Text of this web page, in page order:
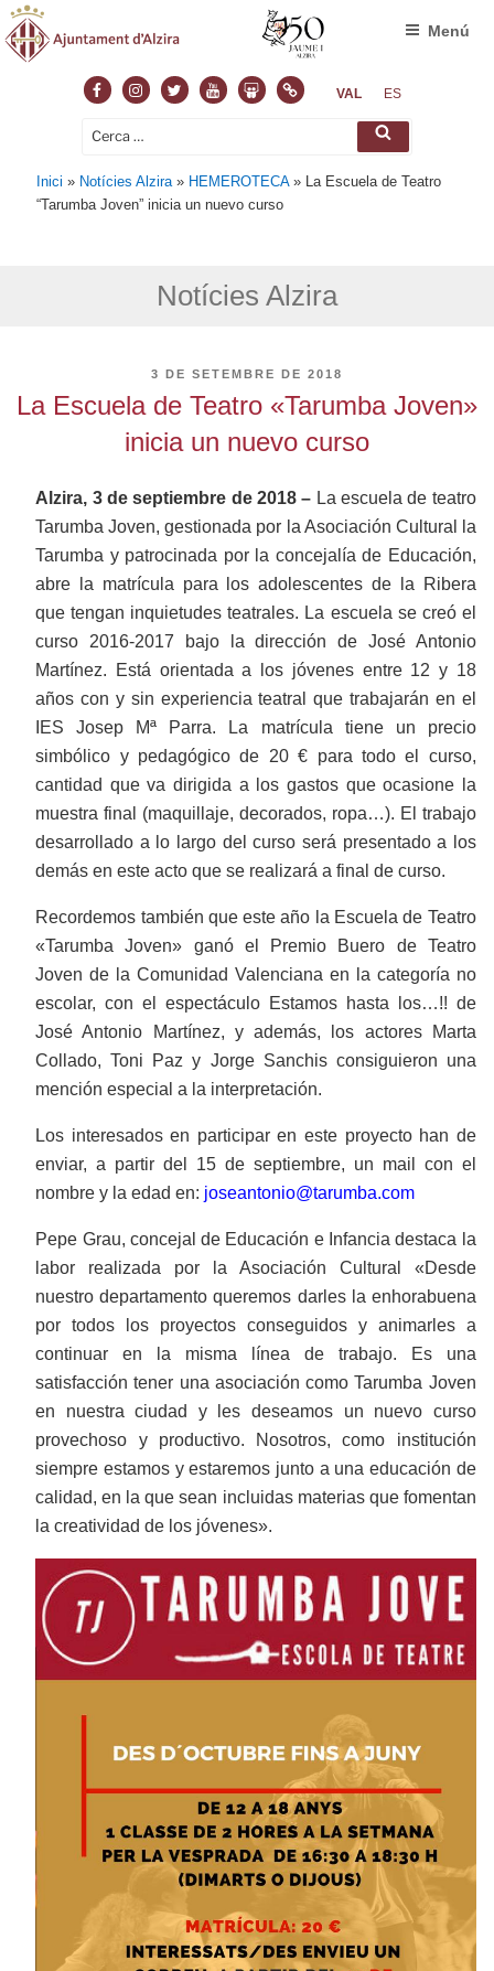
FacebookInstagram
TwitterYoutubeSlideshare
NormasVAL ES
Cerca: Cerca
Menú
Inici » Notícies Alzira » HEMEROTECA» La Escuela de Teatro
“Tarumba Joven” inicia un nuevo curso
Notícies Alzira
PUBLICAT
3 DE SETEMBRE DE 2018
La Escuela de Teatro «Tarumba Joven»
inicia un nuevo curso
Alzira, 3 de septiembre de 2018 – La escuela de teatro
Tarumba Joven, gestionada por la Asociación Cultural la
Tarumba y patrocinada por la concejalía de Educación,
abre la matrícula para los adolescentes de la Ribera
que tengan inquietudes teatrales. La escuela se creó el
curso 2016-2017 bajo la dirección de José Antonio
Martínez. Está orientada a los jóvenes entre 12 y 18
años con y sin experiencia teatral que trabajarán en el
IES Josep Mª Parra. La matrícula tiene un precio
simbólico y pedagógico de 20 € para todo el curso,
cantidad que va dirigida a los gastos que ocasione la
muestra final (maquillaje, decorados, ropa…). El trabajo
desarrollado a lo largo del curso será presentado a los
demás en este acto que se realizará a final de curso.
Recordemos también que este año la Escuela de Teatro
«Tarumba Joven» ganó el Premio Buero de Teatro
Joven de la Comunidad Valenciana en la categoría no
escolar, con el espectáculo Estamos hasta los…!! de
José Antonio Martínez, y además, los actores Marta
Collado, Toni Paz y Jorge Sanchis consiguieron una
mención especial a la interpretación.
Los interesados ​​en participar en este proyecto han de
enviar, a partir del 15 de septiembre, un mail con el
nombre y la edad en: joseantonio@tarumba.com
Pepe Grau, concejal de Educación e Infancia destaca la
labor realizada por la Asociación Cultural «Desde
nuestro departamento queremos darles la enhorabuena
por todos los proyectos conseguidos y animarles a
continuar en la misma línea de trabajo. Es una
satisfacción tener una asociación como Tarumba Joven
en nuestra ciudad y les deseamos un nuevo curso
provechoso y productivo. Nosotros, como institución
siempre estamos y estaremos junto a una educación de
calidad, en la que sean incluidas materias que fomentan
la creatividad de los jóvenes».